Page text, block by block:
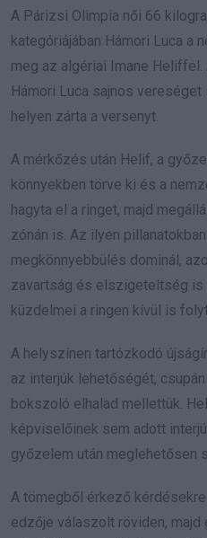
A Párizsi Olimpia női 66
kategóriájában Hámori Luca a
meg az algériai Imane
Hámori Luca sajnos
helyen zárta a versenyt.
A mérkőzés után Helif, a
könnyekben törve ki és a
hagyta el a ringet, majd
zónán is. Az ilyen
megkönnyebbülés dominál,
zavartság és elszigeteltség is
küzdelmei a ringen kívül is
A helyszínen tartózkodó
az interjúk lehetőségét,
bokszoló elhalad mellettük.
képviselőinek sem adott
győzelem után meglehetősen
A tömegből érkező
edzője válaszolt röviden, majd